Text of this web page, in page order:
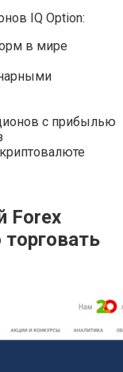
IQ Option:
в мире
с прибылью
Forex